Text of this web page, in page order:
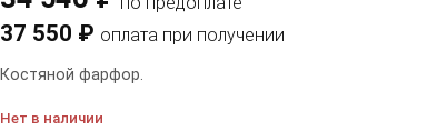
37 550 ₽ оплата при получении
Костяной фарфор.
Нет в наличии